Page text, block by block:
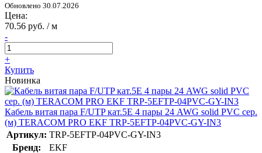
Обновлено 30.07.2026
Цена:
70.56 руб. / м
-
+
Купить
Новинка
Кабель витая пара F/UTP кат.5E 4 пары 24 AWG solid PVC сер.
(м) TERACOM PRO EKF TRP-5EFTP-04PVC-GY-IN3
Артикул: TRP-5EFTP-04PVC-GY-IN3
Бренд:
EKF